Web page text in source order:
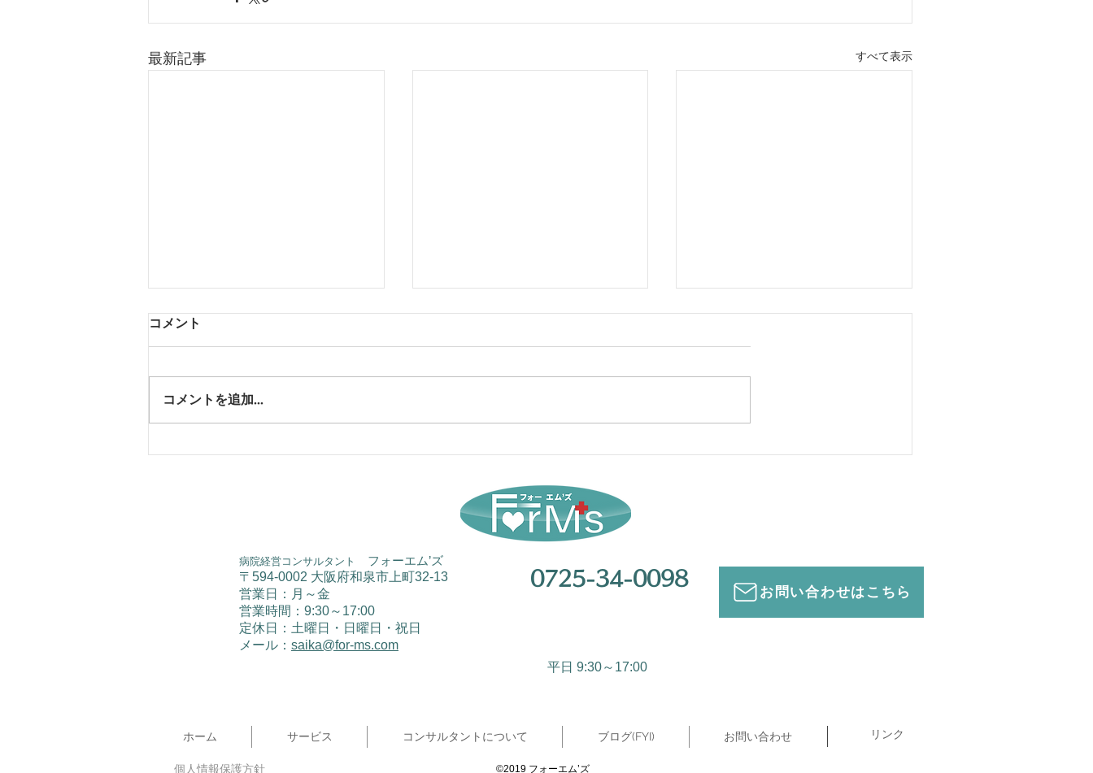
最新記事 すべて表示
コメント
コメントを追加…
病院経営コンサルタント
フォーエム’ズ
〒594-0002 大阪府和泉市上町32-13
営業日：月～金
​営業時間：9:30～17:00
​定休日：土曜日・日曜日・祝日
メール： saika@for-ms.com
0725-34-0098
お問い合わせはこちら
平日 9:30～17:00
ホーム サービス コンサルタントについて ブログ(FYI) お問い合わせ リンク
個人情報保護方針 ©2019 フォーエム’ズ